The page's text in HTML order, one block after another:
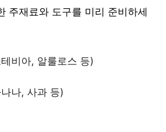
주재료와 도구를 미리 준비하세
비아, 알룰로스 등)
나, 사과 등)